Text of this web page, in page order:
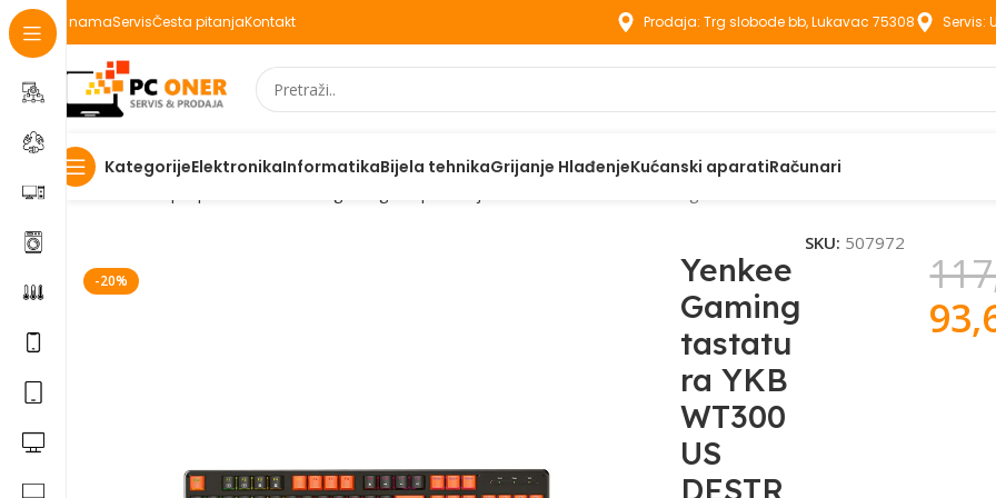
O namaServisČesta pitanjaKontakt Prodaja: Trg slobode bb, Lukavac 75308 Servis:
KategorijeElektronikaInformatikaBijela tehnikaGrijanje HlađenjeKućanski aparatiRačunari
Početna
-20%
Yenkee
Gaming
tastatu
ra YKB
WT300
US
DESTR
SKU: 507972